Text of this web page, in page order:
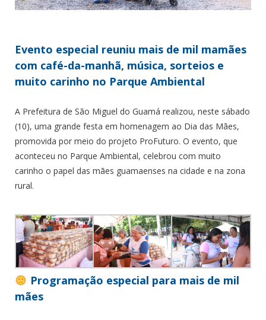
Evento especial reuniu mais de mil mamães
com café-da-manhã, música, sorteios e
muito carinho no Parque Ambiental
A Prefeitura de São Miguel do Guamá realizou, neste sábado
(10), uma grande festa em homenagem ao Dia das Mães,
promovida por meio do projeto ProFuturo. O evento, que
aconteceu no Parque Ambiental, celebrou com muito
carinho o papel das mães guamaenses na cidade e na zona
rural.
Programação especial para mais de mil
mães